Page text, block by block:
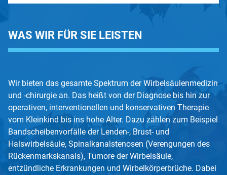
WAS WIR FÜR SIE LEISTEN
Wir bieten das gesamte Spektrum der Wirbelsäulenmedizin
und -chirurgie an. Das heißt von der Diagnose bis hin zur
operativen, interventionellen und konservativen Therapie
vom Kleinkind bis ins hohe Alter. Dazu zählen zum Beispiel
Bandscheibenvorfälle der Lenden-, Brust- und
Halswirbelsäule, Spinalkanalstenosen (Verengungen des
Rückenmarkskanals), Tumore der Wirbelsäule,
entzündliche Erkrankungen und Wirbelkörperbrüche. Dabei